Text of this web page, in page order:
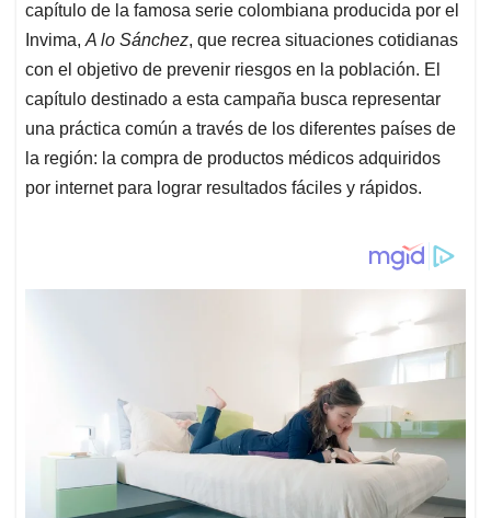
capítulo de la famosa serie colombiana producida por el
Invima, A lo Sánchez, que recrea situaciones cotidianas
con el objetivo de prevenir riesgos en la población. El
capítulo destinado a esta campaña busca representar
una práctica común a través de los diferentes países de
la región: la compra de productos médicos adquiridos
por internet para lograr resultados fáciles y rápidos.